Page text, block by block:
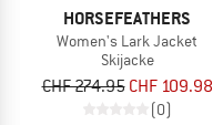
HORSEFEATHERS
Women's Lark Jacket
Skijacke
CHF 274.95 CHF 109.98
(0)